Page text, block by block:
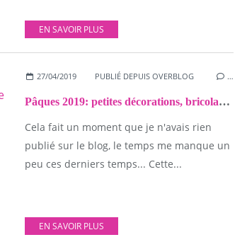
EN SAVOIR PLUS
QUOTIDIENNE,SUCRÉ ,DIVERS,ACTIVITÉS MANUELLES
27/04/2019 PUBLIÉ DEPUIS OVERBLOG …
Pâques 2019: petites décorations, bricolages et gourmandises {+Recette d'une tarte tout chocolat!}!
Cela fait un moment que je n'avais rien
publié sur le blog, le temps me manque un
peu ces derniers temps... Cette...
EN SAVOIR PLUS